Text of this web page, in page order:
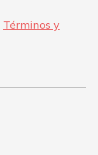
Términos y